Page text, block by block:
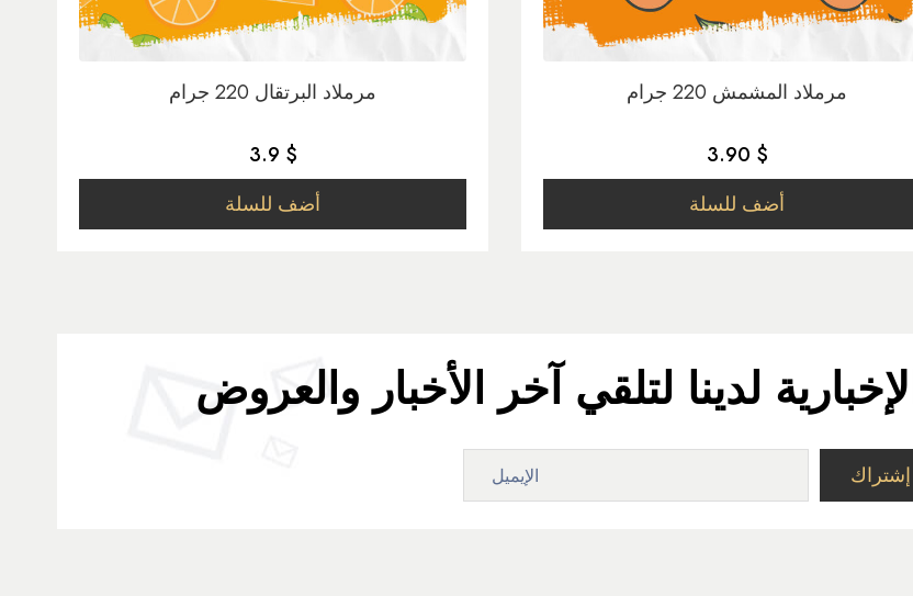
مرملاد البرتقال 220 جرام
3.9 $
أضف للسلة
مرملاد المشمش 220 جرام
3.90 $
أضف للسلة